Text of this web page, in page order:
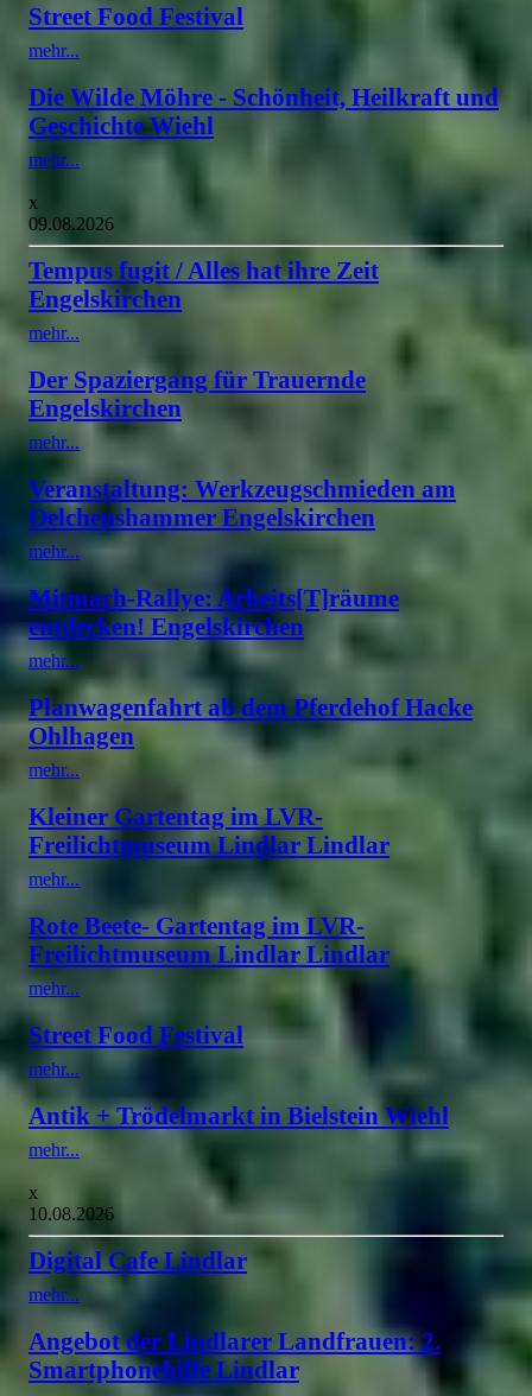
Street Food Festival
mehr...
Die Wilde Möhre - Schönheit, Heilkraft und
Geschichte Wiehl
mehr...
x
09.08.2026
Tempus fugit / Alles hat ihre Zeit
Engelskirchen
mehr...
Der Spaziergang für Trauernde
Engelskirchen
mehr...
Veranstaltung: Werkzeugschmieden am
Oelchenshammer Engelskirchen
mehr...
Mitmach-Rallye: Arbeits[T]räume
entdecken! Engelskirchen
mehr...
Planwagenfahrt ab dem Pferdehof Hacke
Ohlhagen
mehr...
Kleiner Gartentag im LVR-
Freilichtmuseum Lindlar Lindlar
mehr...
Rote Beete- Gartentag im LVR-
Freilichtmuseum Lindlar Lindlar
mehr...
Street Food Festival
mehr...
Antik + Trödelmarkt in Bielstein Wiehl
mehr...
x
10.08.2026
Digital Cafe Lindlar
mehr...
Angebot der Lindlarer Landfrauen: 2.
Smartphonehilfe Lindlar